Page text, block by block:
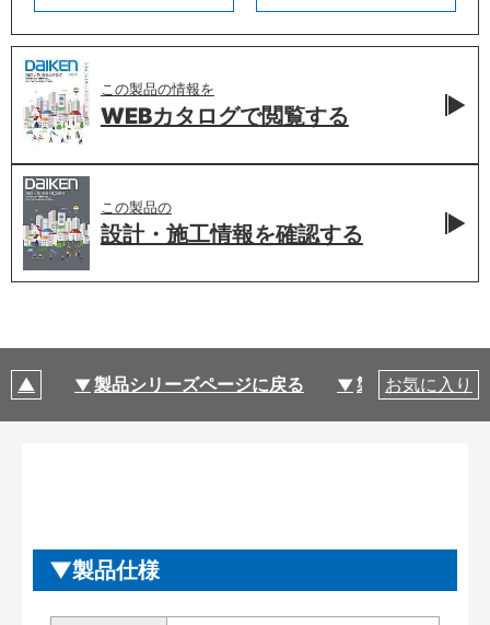
この製品の情報を
WEBカタログで閲覧する
この製品の
設計・施工情報を確認する
製品シリーズページに戻る 製品仕様
お気に入り
製品仕様